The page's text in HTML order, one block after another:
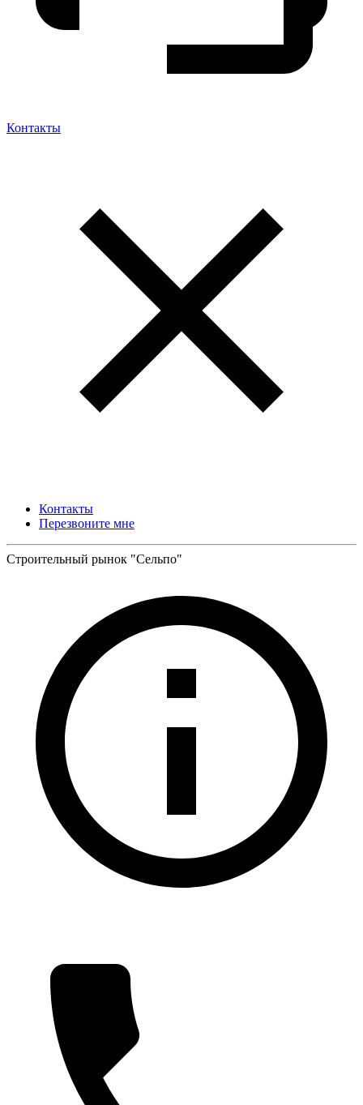
Контакты
Контакты
Перезвоните мне
Строительный рынок "Сельпо"